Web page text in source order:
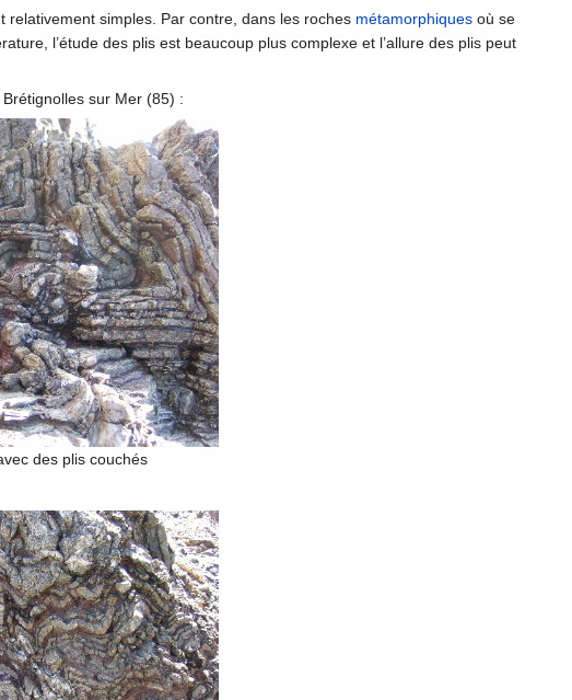
relativement simples. Par contre, dans les roches métamorphiques où se
l’étude des plis est beaucoup plus complexe et l’allure des plis peut
sur Mer (85) :
des plis couchés